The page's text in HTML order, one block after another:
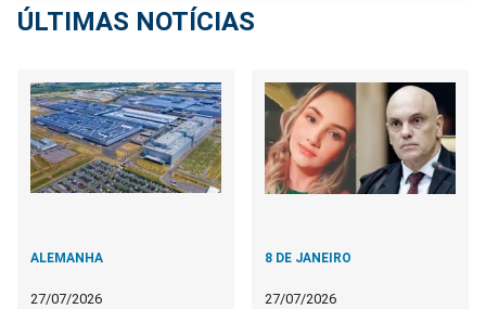
ÚLTIMAS NOTÍCIAS
ALEMANHA
27/07/2026
8 DE JANEIRO
27/07/2026